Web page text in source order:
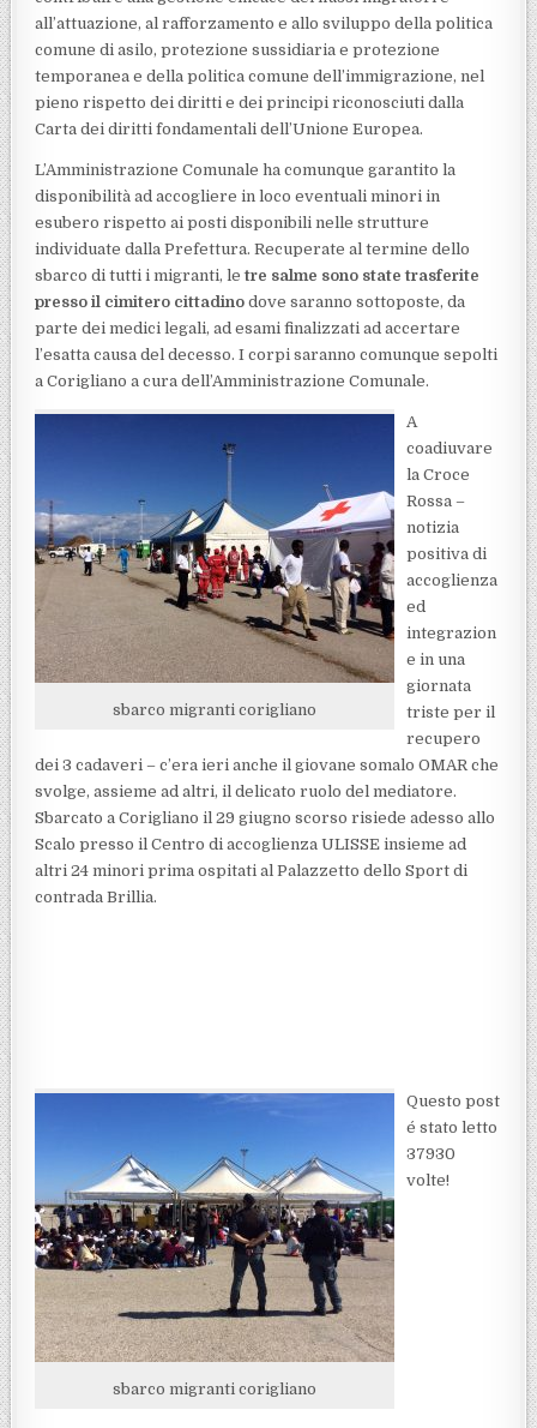
all’attuazione, al rafforzamento e allo sviluppo della politica
comune di asilo, protezione sussidiaria e protezione
temporanea e della politica comune dell’immigrazione, nel
pieno rispetto dei diritti e dei principi riconosciuti dalla
Carta dei diritti fondamentali dell’Unione Europea.
L’Amministrazione Comunale ha comunque garantito la
disponibilità ad accogliere in loco eventuali minori in
esubero rispetto ai posti disponibili nelle strutture
individuate dalla Prefettura. Recuperate al termine dello
sbarco di tutti i migranti, letre salme sono state trasferite
presso il cimitero cittadino dove saranno sottoposte, da
parte dei medici legali, ad esami finalizzati ad accertare
l’esatta causa del decesso. I corpi saranno comunque sepolti
a Corigliano a cura dell’Amministrazione Comunale.
sbarco migranti corigliano
A
coadiuvare
la Croce
Rossa –
notizia
positiva di
accoglienza
ed
integrazion
e in una
giornata
triste per il
recupero
dei 3 cadaveri – c’era ieri anche il giovane somalo OMAR che
svolge, assieme ad altri, il delicato ruolo del mediatore.
Sbarcato a Corigliano il 29 giugno scorso risiede adesso allo
Scalo presso il Centro di accoglienza ULISSE insieme ad
altri 24 minori prima ospitati al Palazzetto dello Sport di
contrada Brillia.
sbarco migranti corigliano
Questo post
é stato letto
37930
volte!